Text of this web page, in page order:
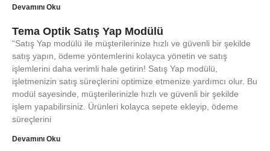
Devamını Oku
Tema Optik Satış Yap Modülü
“Satış Yap modülü ile müşterilerinize hızlı ve güvenli bir şekilde
satış yapın, ödeme yöntemlerini kolayca yönetin ve satış
işlemlerini daha verimli hale getirin! Satış Yap modülü,
işletmenizin satış süreçlerini optimize etmenize yardımcı olur. Bu
modül sayesinde, müşterilerinizle hızlı ve güvenli bir şekilde
işlem yapabilirsiniz. Ürünleri kolayca sepete ekleyip, ödeme
süreçlerini
Devamını Oku